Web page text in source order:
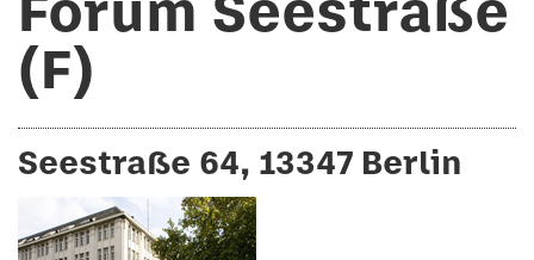
Forum Seestraße
(F)
Seestraße 64, 13347 Berlin